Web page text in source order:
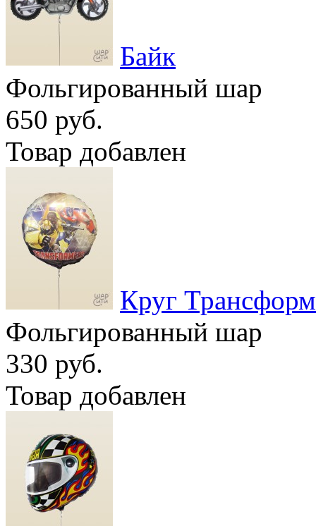
Байк
Фольгированный шар
650 руб.
Товар добавлен
Круг
Фольгированный шар
330 руб.
Товар добавлен